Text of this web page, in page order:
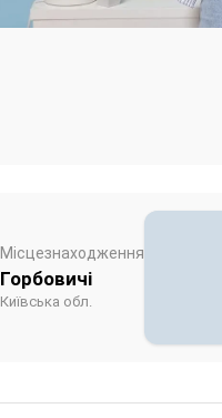
Місцезнаходження
Горбовичі
Київська обл.